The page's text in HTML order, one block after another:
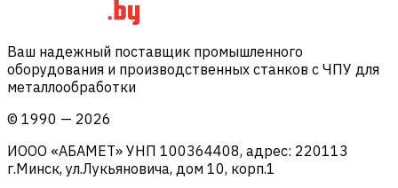
Ваш надежный поставщик промышленного
оборудования и производственных станков с ЧПУ для
металлообработки
© 1990 — 2026
ИООО «АБАМЕТ» УНП 100364408, адрес: 220113
г.Минск, ул.Лукьяновича, дом 10, корп.1